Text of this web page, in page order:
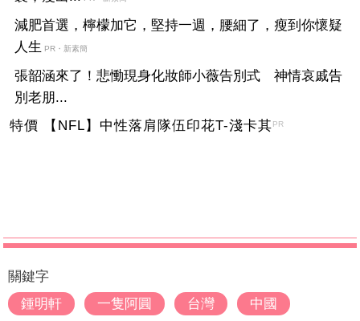
減肥首選，檸檬加它，堅持一週，腰細了，瘦到你懷疑
人生 PR・新素簡
張韶涵來了！悲慟現身化妝師小薇告別式 神情哀戚告
別老朋...
特價 【NFL】中性落肩隊伍印花T-淺卡其PR
關鍵字
鍾明軒
一隻阿圓 台灣 中國